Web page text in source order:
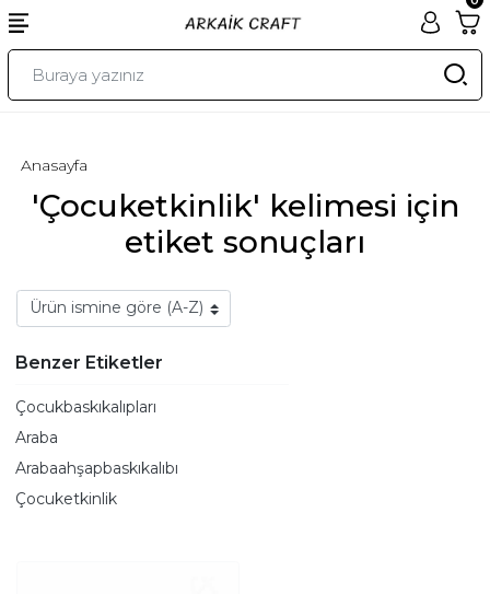
'Çocuketkinlik' kelimesi için
etiket sonuçları
Anasayfa
Benzer Etiketler
Çocukbaskıkalıpları
Araba
Arabaahşapbaskıkalıbı
Çocuketkinlik